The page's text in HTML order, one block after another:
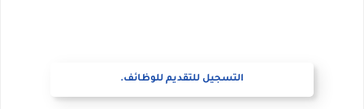
التسجيل للتقديم للوظائف.